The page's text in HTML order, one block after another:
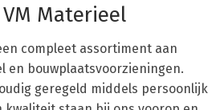
Materieel
compleet assortiment aan
en bouwplaatsvoorzieningen.
geregeld middels persoonlijk